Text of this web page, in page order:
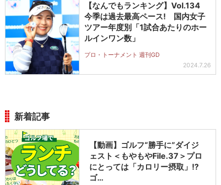
【なんでもランキング】Vol.134
今季は過去最高ペース! 国内女子
ツアー年度別「1試合あたりのホー
ルインワン数」
プロ・トーナメント 週刊GD
2024.7.26
新着記事
【動画】ゴルフ“勝手に”ダイジ
ェスト＜もやもやFile.37＞プロ
にとっては「カロリー摂取」!?
ゴ…